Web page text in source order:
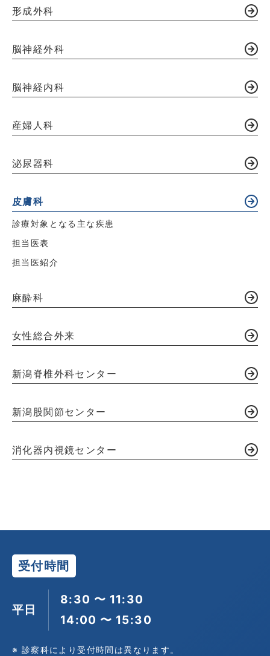
形成外科
脳神経外科
脳神経内科
産婦人科
泌尿器科
皮膚科
診療対象となる主な疾患
担当医表
担当医紹介
麻酔科
女性総合外来
新潟脊椎外科センター
新潟股関節センター
消化器内視鏡センター
受付時間
平日
8:30 〜 11:30
14:00 〜 15:30
※ 診察科により受付時間は異なります。